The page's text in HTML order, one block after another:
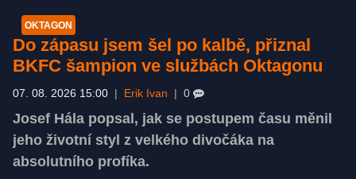
OKTAGON
Do zápasu jsem šel po kalbě, přiznal
BKFC šampion ve službách Oktagonu
07. 08. 2026 15:00 Erik Ivan 0
Josef Hála popsal, jak se postupem času měnil
jeho životní styl z velkého divočáka na
absolutního profíka.